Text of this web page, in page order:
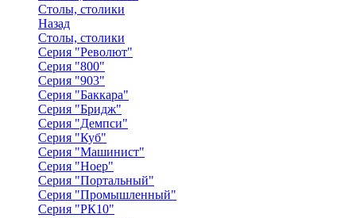
Столы, столики
Назад
Столы, столики
Серия "Револют"
Серия "800"
Серия "903"
Серия "Баккара"
Серия "Бридж"
Серия "Демпси"
Серия "Куб"
Серия "Машинист"
Серия "Ноер"
Серия "Портальный"
Серия "Промышленный"
Серия "РК10"